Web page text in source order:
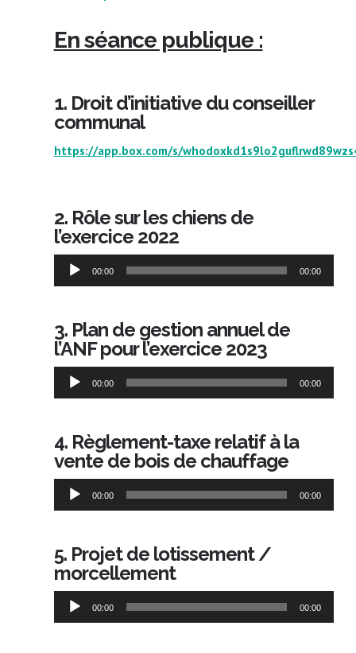
En séance publique :
1. Droit d’initiative du conseiller
communal
https://app.box.com/s/
2. Rôle sur les chiens de
l’exercice 2022
Lecteur
audio
00:00 00:00
3. Plan de gestion annuel de
l’ANF pour l’exercice 2023
Lecteur
audio
00:00 00:00
4. Règlement-taxe relatif à la
vente de bois de chauffage
Lecteur
audio
00:00 00:00
5. Projet de lotissement /
morcellement
Lecteur
audio
00:00 00:00